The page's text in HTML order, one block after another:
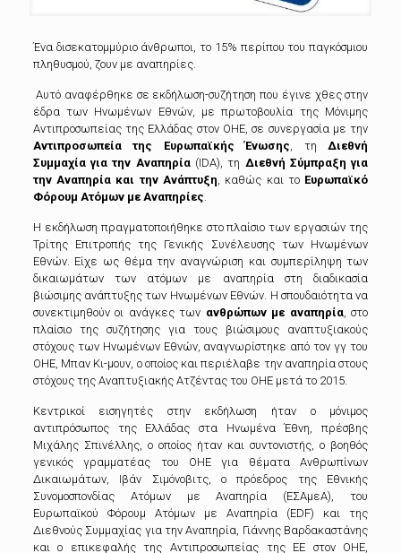
Ένα δισεκατομμύριο άνθρωποι, το 15% περίπου του παγκόσμιου
πληθυσμού, ζουν με αναπηρίες.
Αυτό αναφέρθηκε σε εκδήλωση-συζήτηση που έγινε χθες στην
έδρα των Ηνωμένων Εθνών, με πρωτοβουλία της Μόνιμης
Αντιπροσωπείας της Ελλάδας στον ΟΗΕ,σε συνεργασία με την
Αντιπροσωπεία της Ευρωπαϊκής Ένωσης, τηΔιεθνή
Συμμαχία για την Αναπηρία(IDA), τη Διεθνή Σύμπραξη για
την Αναπηρία και την Ανάπτυξη, καθώς και το Ευρωπαϊκό
Φόρουμ Ατόμων με Αναπηρίες.
Η εκδήλωση πραγματοποιήθηκε στο πλαίσιο των εργασιών της
Τρίτης Επιτροπής της Γενικής Συνέλευσης των Ηνωμένων
Εθνών. Είχε ως θέμα την αναγνώριση και συμπερίληψη των
δικαιωμάτων των ατόμων με αναπηρία στη διαδικασία
βιώσιμης ανάπτυξης των Ηνωμένων Εθνών. Η σπουδαιότητα να
συνεκτιμηθούν οι ανάγκες των ανθρώπων με αναπηρία, στο
πλαίσιο της συζήτησης για τους βιώσιμους αναπτυξιακούς
στόχους των Ηνωμένων Εθνών, αναγνωρίστηκε από τον γγ του
ΟΗΕ, Μπαν Κι-μουν, ο οποίος και περιέλαβε την αναπηρία στους
στόχους της Αναπτυξιακής Ατζέντας του ΟΗΕ μετά το 2015.
Κεντρικοί εισηγητές στην εκδήλωση ήταν ο μόνιμος
αντιπρόσωπος της Ελλάδας στα Ηνωμένα Έθνη, πρέσβης
Μιχάλης Σπινέλλης, ο οποίος ήταν και συντονιστής, ο βοηθός
γενικός γραμματέας του ΟΗΕ για θέματα Ανθρωπίνων
Δικαιωμάτων, Ιβάν Σιμόνοβιτς, ο πρόεδρος της Εθνικής
Συνομοσπονδίας Ατόμων με Αναπηρία (ΕΣΑμεΑ), του
Ευρωπαϊκού Φόρουμ Ατόμων με Αναπηρία (EDF) και της
Διεθνούς Συμμαχίας για την Αναπηρία, Γιάννης Βαρδακαστάνης
και ο επικεφαλής της Αντιπροσωπείας της ΕΕ στον ΟΗΕ,